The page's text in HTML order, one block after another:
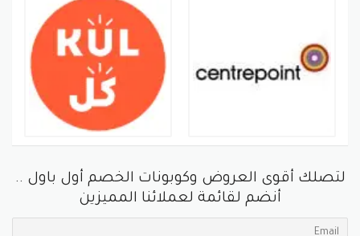
لتصلك أقوى العروض وكوبونات الخصم أول باول ..
أنضم لقائمة لعملائنا المميزين